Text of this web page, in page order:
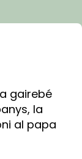
gairebé
la
al papa